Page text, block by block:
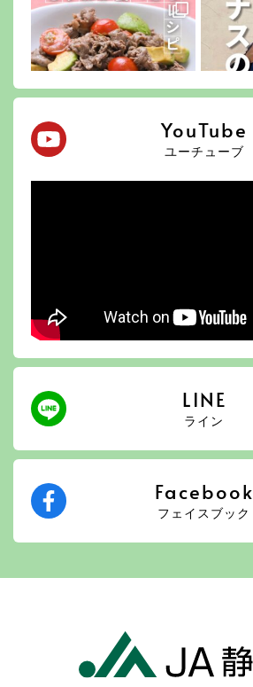
YouTube
ユーチューブ
LINE
ライン
Facebook
フェイスブック